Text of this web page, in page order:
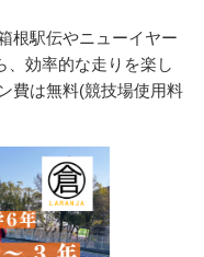
根駅伝やニューイヤー
、効率的な走りを楽し
費は無料(競技場使用料